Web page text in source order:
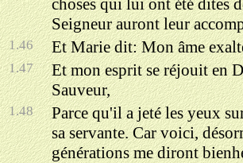
choses qui lui ont été dites
Seigneur auront leur
1.46 Et Marie dit: Mon âme
1.47
Et mon esprit se réjouit en
Sauveur,
1.48
Parce qu'il a jeté les yeux
sa servante. Car voici,
générations me diront